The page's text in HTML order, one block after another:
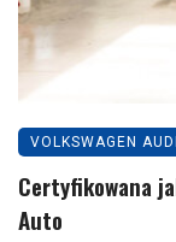
VOLKSWAGEN
Certyfikowana
Auto